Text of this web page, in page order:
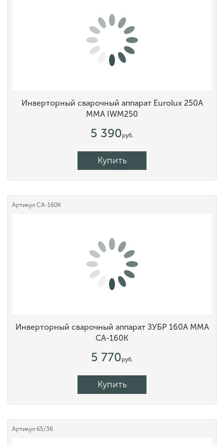
Инверторный сварочный аппарат Eurolux 250А
MMA IWM250
5 390руб.
Купить
Артикул СА-160К
Инверторный сварочный аппарат ЗУБР 160А MMA
СА-160К
5 770руб.
Купить
Артикул 65/36